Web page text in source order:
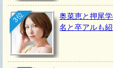
3位
奥菜恵と押尾
名と卒アルも紹